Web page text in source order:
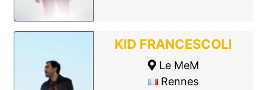
KID FRANCESCOLI
Le MeM
Rennes